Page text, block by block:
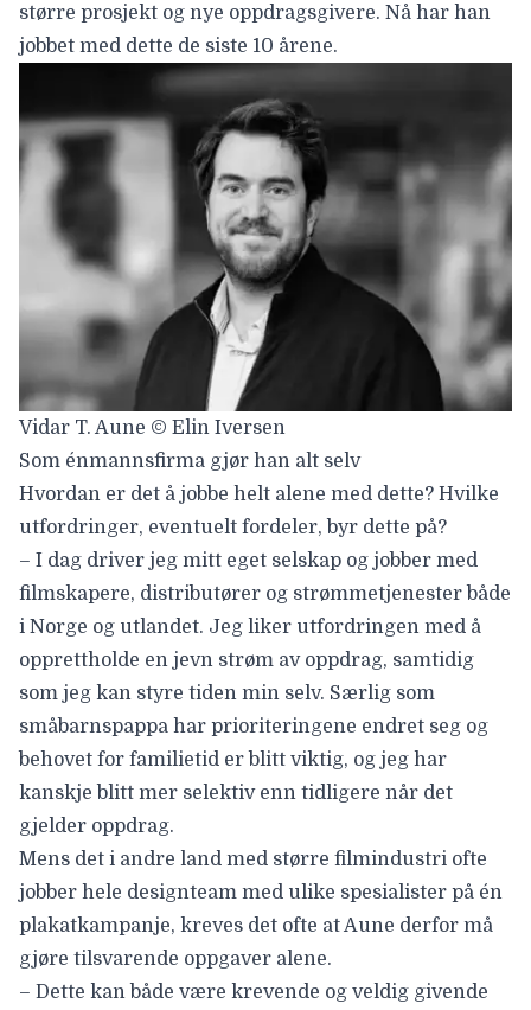
større prosjekt og nye oppdragsgivere. Nå har han
jobbet med dette de siste 10 årene.
Vidar T. Aune © Elin Iversen
Som énmannsfirma gjør han alt selv
Hvordan er det å jobbe helt alene med dette? Hvilke
utfordringer, eventuelt fordeler, byr dette på?
– I dag driver jeg mitt eget selskap og jobber med
filmskapere, distributører og strømmetjenester både
i Norge og utlandet. Jeg liker utfordringen med å
opprettholde en jevn strøm av oppdrag, samtidig
som jeg kan styre tiden min selv. Særlig som
småbarnspappa har prioriteringene endret seg og
behovet for familietid er blitt viktig, og jeg har
kanskje blitt mer selektiv enn tidligere når det
gjelder oppdrag.
Mens det i andre land med større filmindustri ofte
jobber hele designteam med ulike spesialister på én
plakatkampanje, kreves det ofte at Aune derfor må
gjøre tilsvarende oppgaver alene.
– Dette kan både være krevende og veldig givende